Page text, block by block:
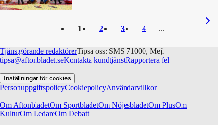
1 2 3 4
Tjänstgörande redaktörerTipsa oss: SMS 71000, Mejl
tipsa@aftonbladet.seKontakta kundtjänstRapportera fel
Inställningar för cookies
PersonuppgiftspolicyCookiepolicyAnvändarvillkor
Om AftonbladetOm SportbladetOm NöjesbladetOm PlusOm
KulturOm LedareOm Debatt